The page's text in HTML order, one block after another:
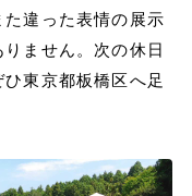
違った表情の展示
ません。次の休日
東京都板橋区へ足